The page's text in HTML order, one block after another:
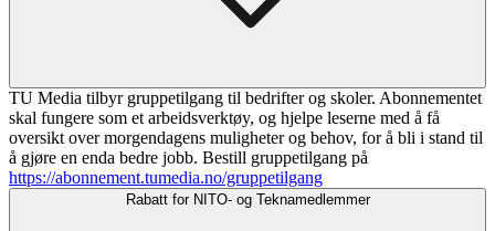
TU Media tilbyr gruppetilgang til bedrifter og skoler. Abonnementet
skal fungere som et arbeidsverktøy, og hjelpe leserne med å få
oversikt over morgendagens muligheter og behov, for å bli i stand til
å gjøre en enda bedre jobb. Bestill gruppetilgang på
https://abonnement.tumedia.no/gruppetilgang
Rabatt for NITO- og Teknamedlemmer